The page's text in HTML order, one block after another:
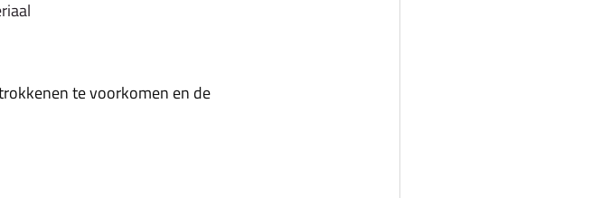
te voorkomen en de